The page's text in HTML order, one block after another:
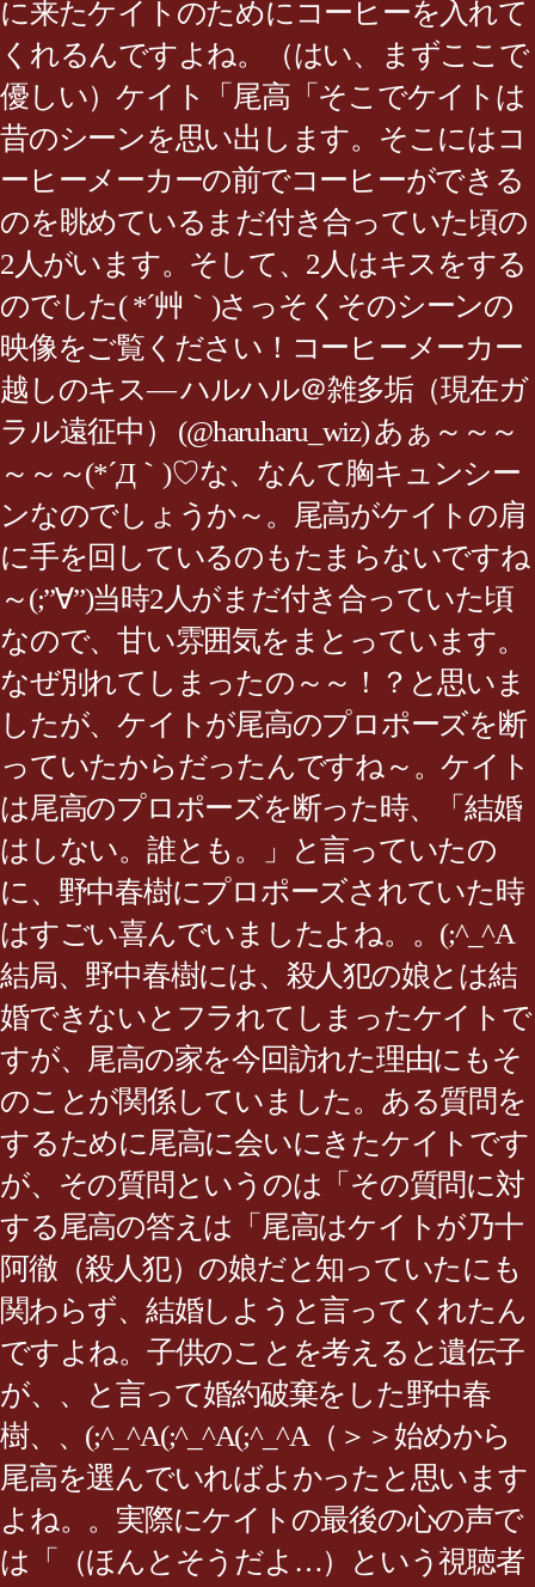
に来たケイトのためにコーヒーを入れて
くれるんですよね。（はい、まずここで
優しい）ケイト「尾高「そこでケイトは
昔のシーンを思い出します。そこにはコ
ーヒーメーカーの前でコーヒーができる
のを眺めているまだ付き合っていた頃の
2人がいます。そして、2人はキスをする
のでした( *´艸｀)さっそくそのシーンの
映像をご覧ください！コーヒーメーカー
越しのキス— ハルハル＠雑多垢（現在ガ
ラル遠征中） (@haruharu_wiz) あぁ～～～
～～～(*´Д｀)♡な、なんて胸キュンシー
ンなのでしょうか～。尾高がケイトの肩
に手を回しているのもたまらないですね
～(;”∀”)当時2人がまだ付き合っていた頃
なので、甘い雰囲気をまとっています。
なぜ別れてしまったの～～！？と思いま
したが、ケイトが尾高のプロポーズを断
っていたからだったんですね～。ケイト
は尾高のプロポーズを断った時、「結婚
はしない。誰とも。」と言っていたの
に、野中春樹にプロポーズされていた時
はすごい喜んでいましたよね。。(;^_^A
結局、野中春樹には、殺人犯の娘とは結
婚できないとフラれてしまったケイトで
すが、尾高の家を今回訪れた理由にもそ
のことが関係していました。ある質問を
するために尾高に会いにきたケイトです
が、その質問というのは「その質問に対
する尾高の答えは「尾高はケイトが乃十
阿徹（殺人犯）の娘だと知っていたにも
関わらず、結婚しようと言ってくれたん
ですよね。子供のことを考えると遺伝子
が、、と言って婚約破棄をした野中春
樹、、(;^_^A(;^_^A(;^_^A（＞＞始めから
尾高を選んでいればよかったと思います
よね。。実際にケイトの最後の心の声で
は「（ほんとそうだよ…）という視聴者